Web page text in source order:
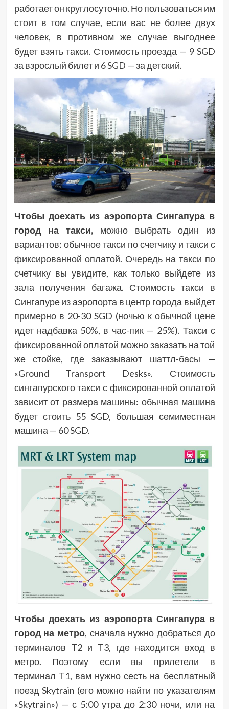
работает он круглосуточно. Но пользоваться им
стоит в том случае, если вас не более двух
человек, в противном же случае выгоднее
будет взять такси. Стоимость проезда — 9 SGD
за взрослый билет и 6 SGD — за детский.
Чтобы доехать из аэропорта Сингапура в
город на такси, можно выбрать один из
вариантов: обычное такси по счетчику и такси с
фиксированной оплатой. Очередь на такси по
счетчику вы увидите, как только выйдете из
зала получения багажа. Стоимость такси в
Сингапуре из аэропорта в центр города выйдет
примерно в 20-30 SGD (ночью к обычной цене
идет надбавка 50%, в час-пик — 25%). Такси с
фиксированной оплатой можно заказать на той
же стойке, где заказывают шаттл-басы —
«Ground Transport Desks». Стоимость
сингапурского такси с фиксированной оплатой
зависит от размера машины: обычная машина
будет стоить 55 SGD, большая семиместная
машина — 60 SGD.
Чтобы доехать из аэропорта Сингапура в
город на метро, сначала нужно добраться до
терминалов T2 и T3, где находится вход в
метро. Поэтому если вы прилетели в
терминал T1, вам нужно сесть на бесплатный
поезд Skytrain (его можно найти по указателям
«Skytrain») — с 5:00 утра до 2:30 ночи, или на